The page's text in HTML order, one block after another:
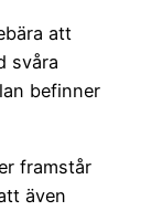
att
svåra
befinner
framstår
även